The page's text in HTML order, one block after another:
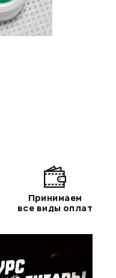
Принимаем
все виды оплат